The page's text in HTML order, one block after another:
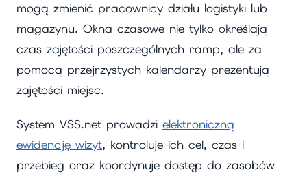
mogą zmienić pracownicy działu logistyki lub
magazynu. Okna czasowe nie tylko określają
czas zajętości poszczególnych ramp, ale za
pomocą przejrzystych kalendarzy prezentują
zajętości miejsc.
System VSS.net prowadzi elektroniczną
ewidencję wizyt, kontroluje ich cel, czas i
przebieg oraz koordynuje dostęp do zasobów